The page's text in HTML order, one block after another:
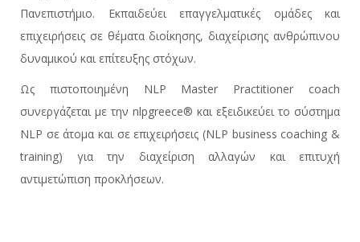
Πανεπιστήμιο. Εκπαιδεύει επαγγελματικές ομάδες και
επιχειρήσεις σε θέματα διοίκησης, διαχείρισης ανθρώπινου
δυναμικού και επίτευξης στόχων.
Ως πιστοποιημένη NLP Μaster Practitioner coach
συνεργάζεται με την nlpgreece® και εξειδικεύει το σύστημα
NLP σε άτομα και σε επιχειρήσεις (NLP business coaching &
training) για την διαχείριση αλλαγών και επιτυχή
αντιμετώπιση προκλήσεων.